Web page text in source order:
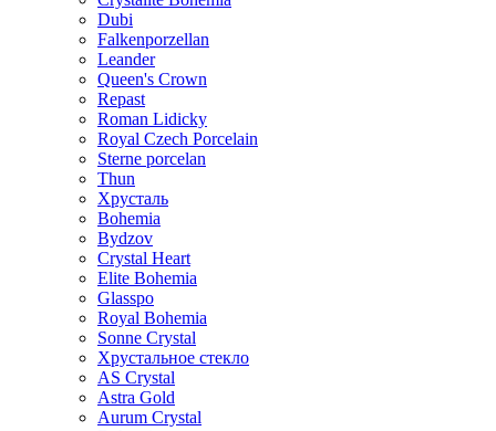
Dubi
Falkenporzellan
Leander
Queen's Crown
Repast
Roman Lidicky
Royal Czech Porcelain
Sterne porcelan
Thun
Хрусталь
Bohemia
Bydzov
Crystal Heart
Elite Bohemia
Glasspo
Royal Bohemia
Sonne Crystal
Хрустальное стекло
AS Crystal
Astra Gold
Aurum Crystal